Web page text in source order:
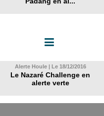
Alerte Houle | Le 18/12/2016
Le Nazaré Challenge en
alerte verte